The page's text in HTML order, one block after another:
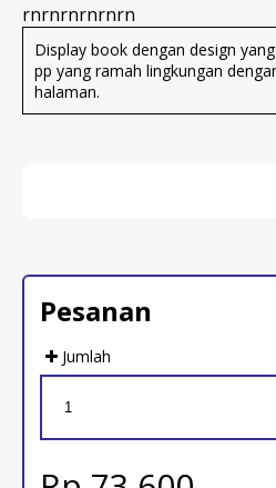
rnrnrnrnrnrn
Display book dengan design
pp yang ramah lingkungan
halaman.
Pesanan
Jumlah